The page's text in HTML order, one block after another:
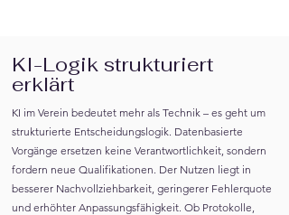
KI-Logik strukturiert
erklärt
KI im Verein bedeutet mehr als Technik – es geht um
strukturierte Entscheidungslogik. Datenbasierte
Vorgänge ersetzen keine Verantwortlichkeit, sondern
fordern neue Qualifikationen. Der Nutzen liegt in
besserer Nachvollziehbarkeit, geringerer Fehlerquote
und erhöhter Anpassungsfähigkeit. Ob Protokolle,